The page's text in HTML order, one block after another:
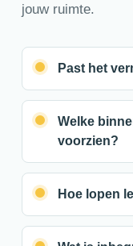
jouw ruimte.
Past het
Welke
voorzien?
Hoe lopen